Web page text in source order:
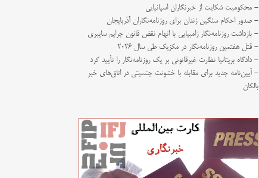
- محکومیت شکایت از خبرنگاران اسپانیایی
- صدور احکام سنگین زندان برای روزنامه‌نگاران آذربایجان
- بازداشت روزنامه‌نگار زامبیایی با اتهام نقض قانون جرایم سایبری
- قتل هفتمین روزنامه‌نگار در مکزیک طی سال ۲۰۲۶
- دادگاه بریتانیا نظارت غیرقانونی بر یک روزنامه‌نگار را تأیید کرد
- آیین‌نامه جدید برای مقابله با خشونت جنسیتی در اتاق‌های خبر
بالکان